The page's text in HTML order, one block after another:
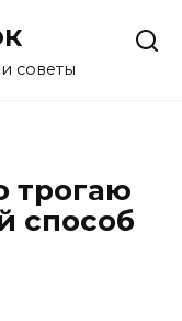
советы
трогаю
способ